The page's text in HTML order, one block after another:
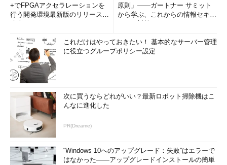
+でFPGAアクセラレーションを
行う開発環境最新版のリリースを
原則」――ガートナー サミット
から学ぶ、これからの情報セキュ
これだけはやっておきたい！ 基本的なサーバー管理
に役立つグループポリシー設定
次に買うならどれがいい？最新ロボット掃除機はこ
んなに進化した
PR(Dreame)
“Windows 10へのアップグレード：失敗”はエラーで
はなかった――アップグレードインストールの簡単